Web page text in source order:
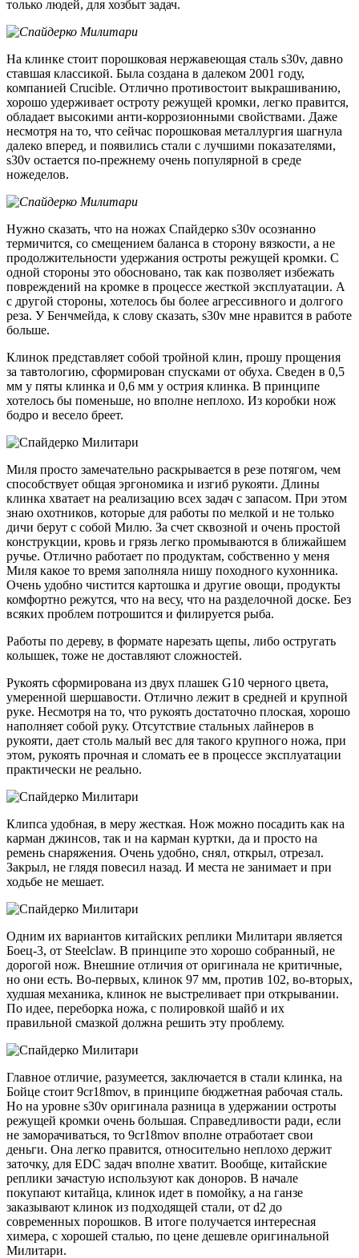
только людей, для хозбыт задач.
На клинке стоит порошковая нержавеющая сталь s30v, давно
ставшая классикой. Была создана в далеком 2001 году,
компанией Crucible. Отлично противостоит выкрашиванию,
хорошо удерживает остроту режущей кромки, легко правится,
обладает высокими анти-коррозионными свойствами. Даже
несмотря на то, что сейчас порошковая металлургия шагнула
далеко вперед, и появились стали с лучшими показателями,
s30v остается по-прежнему очень популярной в среде
ножеделов.
Нужно сказать, что на ножах Спайдерко s30v осознанно
термичится, со смещением баланса в сторону вязкости, а не
продолжительности удержания остроты режущей кромки. С
одной стороны это обосновано, так как позволяет избежать
повреждений на кромке в процессе жесткой эксплуатации. А
с другой стороны, хотелось бы более агрессивного и долгого
реза. У Бенчмейда, к слову сказать, s30v мне нравится в работе
больше.
Клинок представляет собой тройной клин, прошу прощения
за тавтологию, сформирован спусками от обуха. Сведен в 0,5
мм у пяты клинка и 0,6 мм у острия клинка. В принципе
хотелось бы поменьше, но вполне неплохо. Из коробки нож
бодро и весело бреет.
Миля просто замечательно раскрывается в резе потягом, чем
способствует общая эргономика и изгиб рукояти. Длины
клинка хватает на реализацию всех задач с запасом. При этом
знаю охотников, которые для работы по мелкой и не только
дичи берут с собой Милю. За счет сквозной и очень простой
конструкции, кровь и грязь легко промываются в ближайшем
ручье. Отлично работает по продуктам, собственно у меня
Миля какое то время заполняла нишу походного кухонника.
Очень удобно чистится картошка и другие овощи, продукты
комфортно режутся, что на весу, что на разделочной доске. Без
всяких проблем потрошится и филируется рыба.
Работы по дереву, в формате нарезать щепы, либо остругать
колышек, тоже не доставляют сложностей.
Рукоять сформирована из двух плашек G10 черного цвета,
умеренной шершавости. Отлично лежит в средней и крупной
руке. Несмотря на то, что рукоять достаточно плоская, хорошо
наполняет собой руку. Отсутствие стальных лайнеров в
рукояти, дает столь малый вес для такого крупного ножа, при
этом, рукоять прочная и сломать ее в процессе эксплуатации
практически не реально.
Клипса удобная, в меру жесткая. Нож можно посадить как на
карман джинсов, так и на карман куртки, да и просто на
ремень снаряжения. Очень удобно, снял, открыл, отрезал.
Закрыл, не глядя повесил назад. И места не занимает и при
ходьбе не мешает.
Одним их вариантов китайских реплики Милитари является
Боец-3, от Steelclaw. В принципе это хорошо собранный, не
дорогой нож. Внешние отличия от оригинала не критичные,
но они есть. Во-первых, клинок 97 мм, против 102, во-вторых,
худшая механика, клинок не выстреливает при открывании.
По идее, переборка ножа, с полировкой шайб и их
правильной смазкой должна решить эту проблему.
Главное отличие, разумеется, заключается в стали клинка, на
Бойце стоит 9cr18mov, в принципе бюджетная рабочая сталь.
Но на уровне s30v оригинала разница в удержании остроты
режущей кромки очень большая. Справедливости ради, если
не заморачиваться, то 9cr18mov вполне отработает свои
деньги. Она легко правится, относительно неплохо держит
заточку, для EDC задач вполне хватит. Вообще, китайские
реплики зачастую используют как доноров. В начале
покупают китайца, клинок идет в помойку, а на ганзе
заказывают клинок из подходящей стали, от d2 до
современных порошков. В итоге получается интересная
химера, с хорошей сталью, по цене дешевле оригинальной
Милитари.